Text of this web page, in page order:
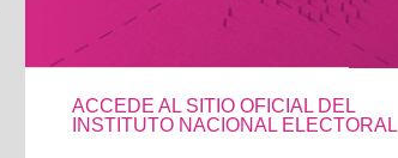
ACCEDE AL SITIO OFICIAL DEL
INSTITUTO NACIONAL ELECTORAL